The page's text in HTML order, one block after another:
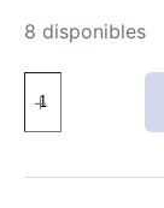
8 disponibles
Vitamina
D3
IU